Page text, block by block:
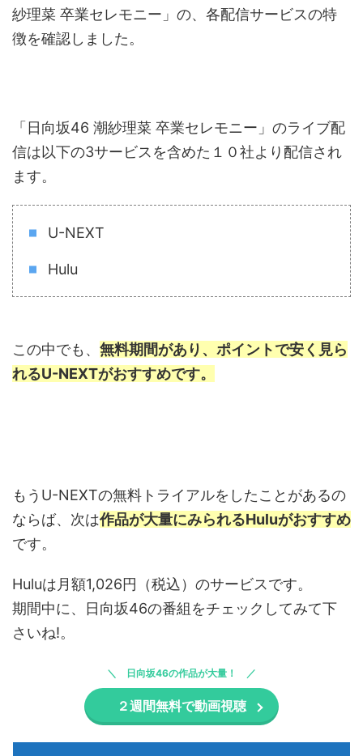
紗理菜 卒業セレモニー」の、各配信サービスの特
徴を確認しました。
「日向坂46 潮紗理菜 卒業セレモニー」のライブ配
信は以下の3サービスを含めた１０社より配信され
ます。
U-NEXT
Hulu
この中でも、 無料期間があり、ポイントで安く見ら
れるU-NEXTがおすすめです。
もうU-NEXTの無料トライアルをしたことがあるの
ならば、次は作品が大量にみられるHuluがおすすめ
です。
Huluは月額1,026円（税込）のサービスです。
期間中に、日向坂46の番組をチェックしてみて下
さいね!。
日向坂46の作品が大量！
２週間無料で動画視聴